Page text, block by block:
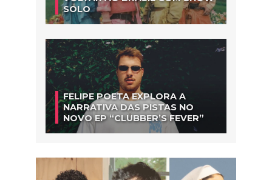
SOLO
FELIPE POETA EXPLORA A
NARRATIVA DAS PISTAS NO
NOVO EP “CLUBBER’S FEVER”